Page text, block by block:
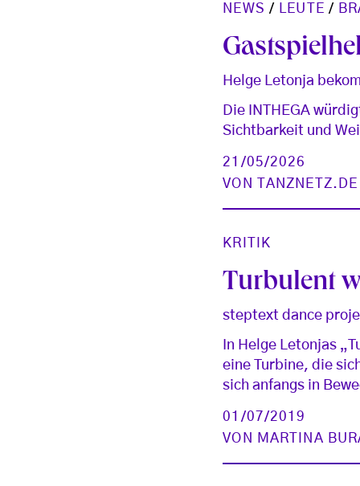
NEWS / LEUTE /
Helge Letonja
Die INTHEGA
Sichtbarkeit und
21/05/2026
VON
KRITIK
Turbulent
steptext dance
In Helge Letonjas
eine Turbine, die
sich anfangs in
01/07/2019
VON
MARTINA